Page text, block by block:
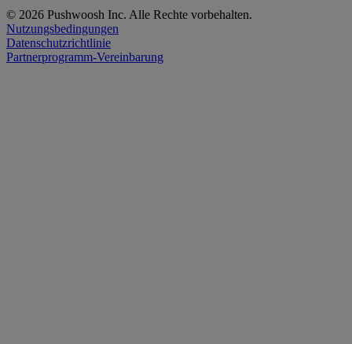
© 2026 Pushwoosh Inc. Alle Rechte vorbehalten.
Nutzungsbedingungen
Datenschutzrichtlinie
Partnerprogramm-Vereinbarung